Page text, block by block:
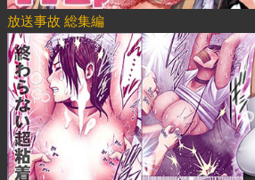
放送事故 総集編